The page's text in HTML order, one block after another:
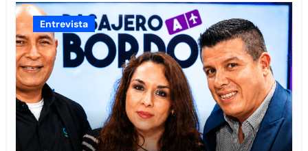
Entrevista